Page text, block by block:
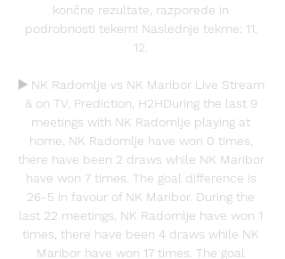
končne rezultate, razporede in
podrobnosti tekem! Naslednje tekme: 11.
12.
▶️ NK Radomlje vs NK Maribor Live Stream
& on TV, Prediction, H2HDuring the last 9
meetings with NK Radomlje playing at
home, NK Radomlje have won 0 times,
there have been 2 draws while NK Maribor
have won 7 times. The goal difference is
26-5 in favour of NK Maribor. During the
last 22 meetings, NK Radomlje have won 1
times, there have been 4 draws while NK
Maribor have won 17 times. The goal